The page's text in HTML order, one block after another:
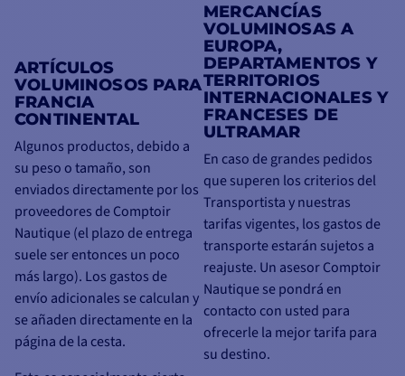
ARTÍCULOS
VOLUMINOSOS PARA
FRANCIA
CONTINENTAL
Algunos productos, debido a
su peso o tamaño, son
enviados directamente por los
proveedores de Comptoir
Nautique (el plazo de entrega
suele ser entonces un poco
más largo). Los gastos de
envío adicionales se calculan y
se añaden directamente en la
página de la cesta.
MERCANCÍAS
VOLUMINOSAS A
EUROPA,
DEPARTAMENTOS Y
TERRITORIOS
INTERNACIONALES Y
FRANCESES DE
ULTRAMAR
En caso de grandes pedidos
que superen los criterios del
Transportista y nuestras
tarifas vigentes, los gastos de
transporte estarán sujetos a
reajuste. Un asesor Comptoir
Nautique se pondrá en
contacto con usted para
ofrecerle la mejor tarifa para
su destino.